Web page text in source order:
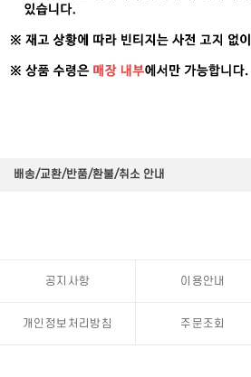
배송/교환/반품/환불/취소 안내
공지사항 이용안내
개인정보처리방침 주문조회